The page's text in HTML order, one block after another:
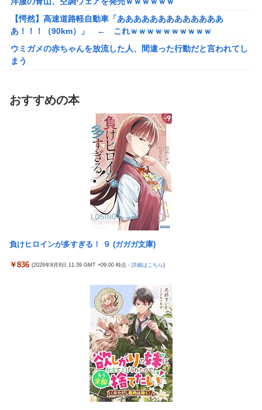
【画像】咲-saki-作者、ようやく『奇乳』に気付くｗｗｗｗ
夫さん、妻に「天井のシミ数えてれば終わるでな」と押し倒され
て性行為 → 凄いことになるｗｗｗｗｗ
【悲報】イオン、大行列ができる…一体何が起きてるんだ？ｗｗ
ｗｗ
えなこ、ハイレグの股間見え過ぎタマランわ
【ホロライブ】POP UP PARADE「雪花ラミィ」フィギュア【本
ホビーサクラ「真の点P 私服Ver.」美少女フィギュア【予約開
【宇崎ちゃんは遊びたい！】BiCute Bunnies Figure「宇崎花」
「宇崎月」メタリックパープルver. プライズフィギュア【ラウン
ドワン限定で展開決定】
【画像】女漫画家しか描かないバトル漫画のワンシーンが発見さ
らるwwwwwwwwwwwwwwwwwwwwwwwwwww
【艦これ】E5ヌルイとかいう風説には騙されないぞ スキャンプ
くらいヌルイのなら考える
ジャンポケ斉藤の被害女性「バウムクーヘン売ったりTikTokライ
ブしててムカついたから示談しなかった」
「居眠り運転かな？」→何度も追突→夫婦「これは事故じゃな
早大生さん、ポイント不正で無銭飲食ｗｗｗ大学が異例の警告へ
車大手工場にも女性・高齢者…軽作業ラインやスポットワーク
【愕然】高速道路軽自動車「あああああああああああああ
あ！！！（90km）」 ← これｗｗｗｗｗｗｗｗｗｗ
ウミガメの赤ちゃんを放流した人、間違った行動だと言われてし
まう
【艦これ】そもそも深海ってなんか悪いことしたの
【艦これ】けーかいじん 他
【艦これ】E5ヌルイとかいう風説には騙されないぞ スキャンプ
くらいヌルイのなら考える
「居眠り運転かな？」→何度も追突→夫婦「これは事故じゃな
早大生さん、ポイント不正で無銭飲食ｗｗｗ大学が異例の警告へ
車大手工場にも女性・高齢者…軽作業ラインやスポットワーク
中道改革連合、全国キャラバン開始も「で、お前誰？」状態ｗｗ
ｗｗｗ
【悲報】 ちいかわのモモンガ、逝きそう
【朗報】「あの椅子カバー」のカプセルトイ、爆誕。自宅や職場
をパチンコ屋にしちゃおうｗｗｗ
【米国株】ワイのSpaceX株がえらいことになってるんやが
スロッターさん「とある魔術の禁書目録2は喰種を超える事を意
識して作ってるだけあって、演出・ゲーム性は東京喰種よりも良
マイホ、景品が1000円区切りになって終わる…
新台スマスロ『Lやじきた道中記参る』評判＆感想まとめ｜通常
時はポイント集めで修行、あっぱれチャンスの河童が強い、スイ
おすすめの本
負けヒロインが多すぎる！ ９ (ガガガ文庫)
￥836 (2026年8月8日 11:39 GMT +09:00 時点 - 詳細はこちら)